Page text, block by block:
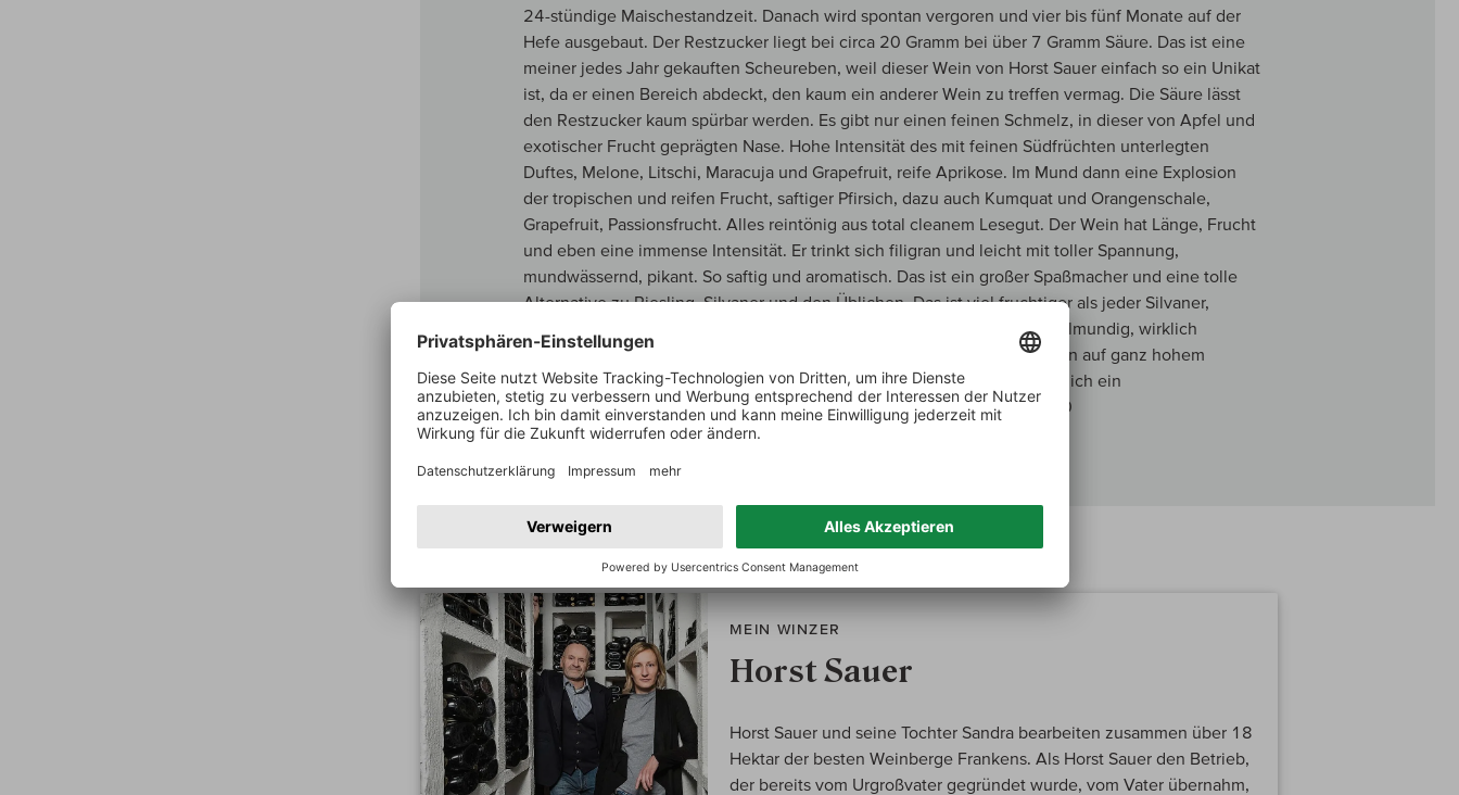
24-stündige Maischestandzeit. Danach wird spontan vergoren und vier bis fünf Monate auf der
Hefe ausgebaut. Der Restzucker liegt bei circa 20 Gramm bei über 7 Gramm Säure. Das ist eine
meiner jedes Jahr gekauften Scheureben, weil dieser Wein von Horst Sauer einfach so ein Unikat
ist, da er einen Bereich abdeckt, den kaum ein anderer Wein zu treffen vermag. Die Säure lässt
den Restzucker kaum spürbar werden. Es gibt nur einen feinen Schmelz, in dieser von Apfel und
exotischer Frucht geprägten Nase. Hohe Intensität des mit feinen Südfrüchten unterlegten
Duftes, Melone, Litschi, Maracuja und Grapefruit, reife Aprikose. Im Mund dann eine Explosion
der tropischen und reifen Frucht, saftiger Pfirsich, dazu auch Kumquat und Orangenschale,
Grapefruit, Passionsfrucht. Alles reintönig aus total cleanem Lesegut. Der Wein hat Länge, Frucht
und eben eine immense Intensität. Er trinkt sich filigran und leicht mit toller Spannung,
mundwässernd, pikant. So saftig und aromatisch. Das ist ein großer Spaßmacher und eine tolle
Alternative zu Riesling, Silvaner und den Üblichen. Das ist viel fruchtiger als jeder Silvaner,
weniger zitrisch als jeder Riesling. Dafür ebenso intensiv, so reif und vollmundig, wirklich
spannend. Nein, Scheurebe kann nie Weltklasse darstellen, aber sie kann auf ganz hohem
Niveau große Freude bereiten. Der Wein ist für das was er kostet eigentlich ein
Superschnäppchen, weil er schon eine gewisse Größe zeigt. 93-94/100
MEIN WINZER
Horst Sauer
Horst Sauer und seine Tochter Sandra bearbeiten zusammen über 18
Hektar der besten Weinberge Frankens. Als Horst Sauer den Betrieb,
der bereits vom Urgroßvater gegründet wurde, vom Vater übernahm,